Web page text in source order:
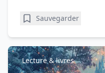
Sauvegarder
Lecture & livres